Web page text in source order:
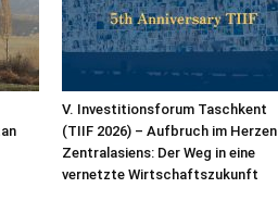
V. Investitionsforum Taschkent
(TIIF 2026) – Aufbruch im Herzen
Zentralasiens: Der Weg in eine
vernetzte Wirtschaftszukunft